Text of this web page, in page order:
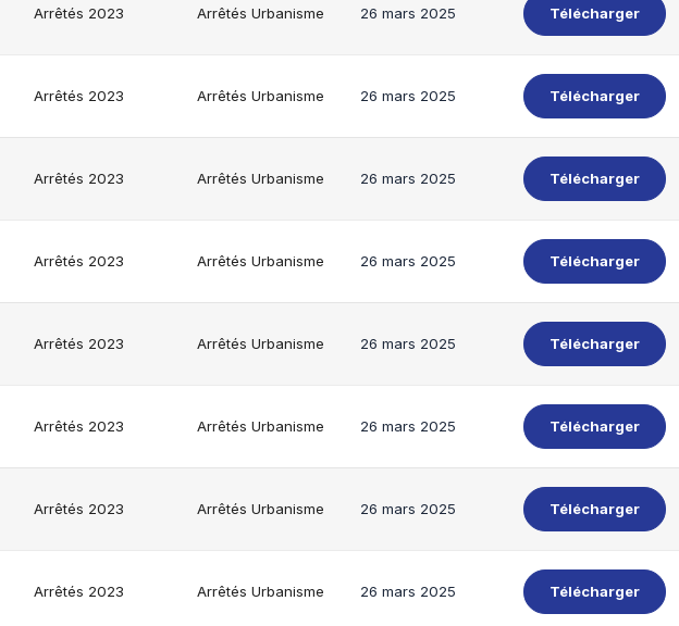
Arrêtés 2023 Arrêtés Urbanisme 26 mars 2025 Télécharger
Arrêtés 2023 Arrêtés Urbanisme 26 mars 2025 Télécharger
Arrêtés 2023 Arrêtés Urbanisme 26 mars 2025 Télécharger
Arrêtés 2023 Arrêtés Urbanisme 26 mars 2025 Télécharger
Arrêtés 2023 Arrêtés Urbanisme 26 mars 2025 Télécharger
Arrêtés 2023 Arrêtés Urbanisme 26 mars 2025 Télécharger
Arrêtés 2023 Arrêtés Urbanisme 26 mars 2025 Télécharger
Arrêtés 2023 Arrêtés Urbanisme 26 mars 2025 Télécharger